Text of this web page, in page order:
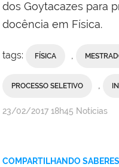
dos Goytacazes para
docência em Física.
tags: FÍSICA ,
PROCESSO SELETIVO ,
por
publicado
23/02/2017 18h45 Notícias
COMPARTILHANDO SABERES